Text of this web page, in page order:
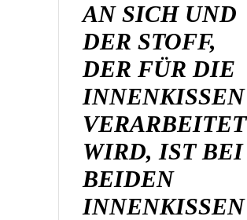
AN SICH UND
DER STOFF,
DER FÜR DIE
INNENKISSEN
VERARBEITET
WIRD, IST BEI
BEIDEN
INNENKISSEN